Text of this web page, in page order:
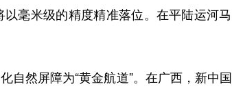
毫米级的精度精准落位。在平陆运河
然屏障为“黄金航道”。在广西，新中